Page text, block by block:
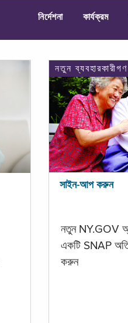
নির্দেশনা কার্যক্রম
নতুন ব্যবহারকারীগণ
সাইন-আপ করুন
নতুন NY.GOV
একটি SNAP
করুন